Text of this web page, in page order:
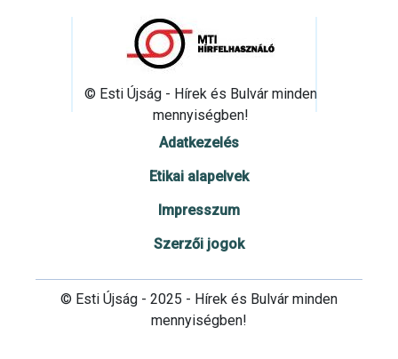
© Esti Újság - Hírek és Bulvár minden
mennyiségben!
Adatkezelés
Etikai alapelvek
Impresszum
Szerzői jogok
© Esti Újság - 2025 - Hírek és Bulvár minden
mennyiségben!